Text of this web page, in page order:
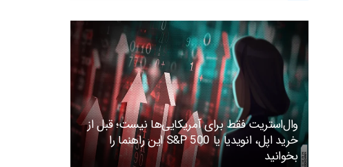
وال‌استریت فقط برای آمریکایی‌ها نیست؛ قبل از
خرید اپل، انویدیا یا S&P 500 این راهنما را
بخوانید